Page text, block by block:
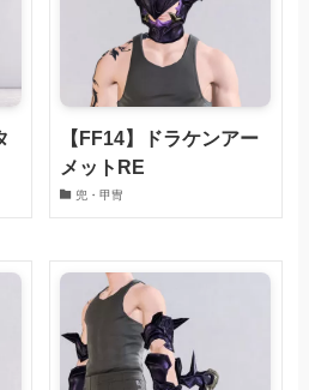
【FF14】ドラケンアー
メットRE
兜・甲冑